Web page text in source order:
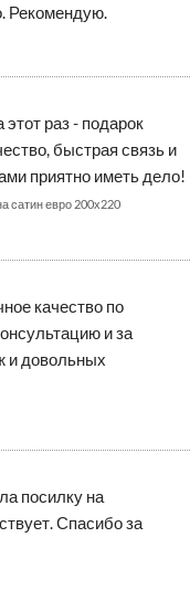
Рекомендую.
раз - подарок
быстрая связь и
приятно иметь дело!
сатин евро 200х220
качество по
и за
и довольных
посилку на
Спасибо за